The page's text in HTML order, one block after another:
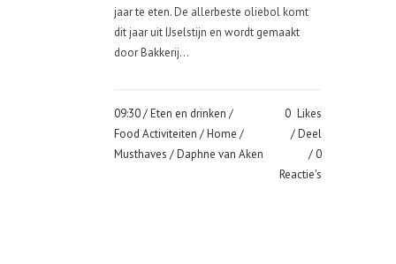
jaar te eten. De allerbeste oliebol komt
dit jaar uit IJselstijn en wordt gemaakt
door Bakkerij...
09:30 /Eten en drinken /
Food Activiteiten /Home /
Musthaves / Daphne van Aken
0 Likes
Deel
0
Reactie's